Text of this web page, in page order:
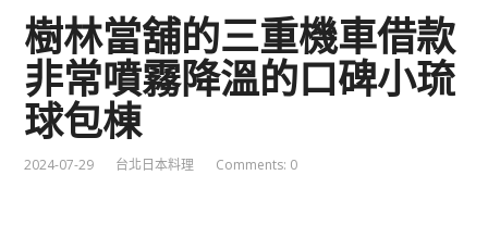
樹林當舖的三重機車借款
非常噴霧降溫的口碑小琉
球包棟
2024-07-29 台北日本料理 Comments: 0